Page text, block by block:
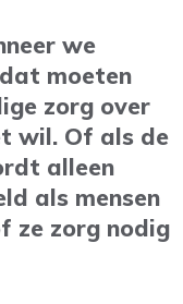
we
moeten
zorg over
wil. Of als de
alleen
als mensen
ze zorg nodig